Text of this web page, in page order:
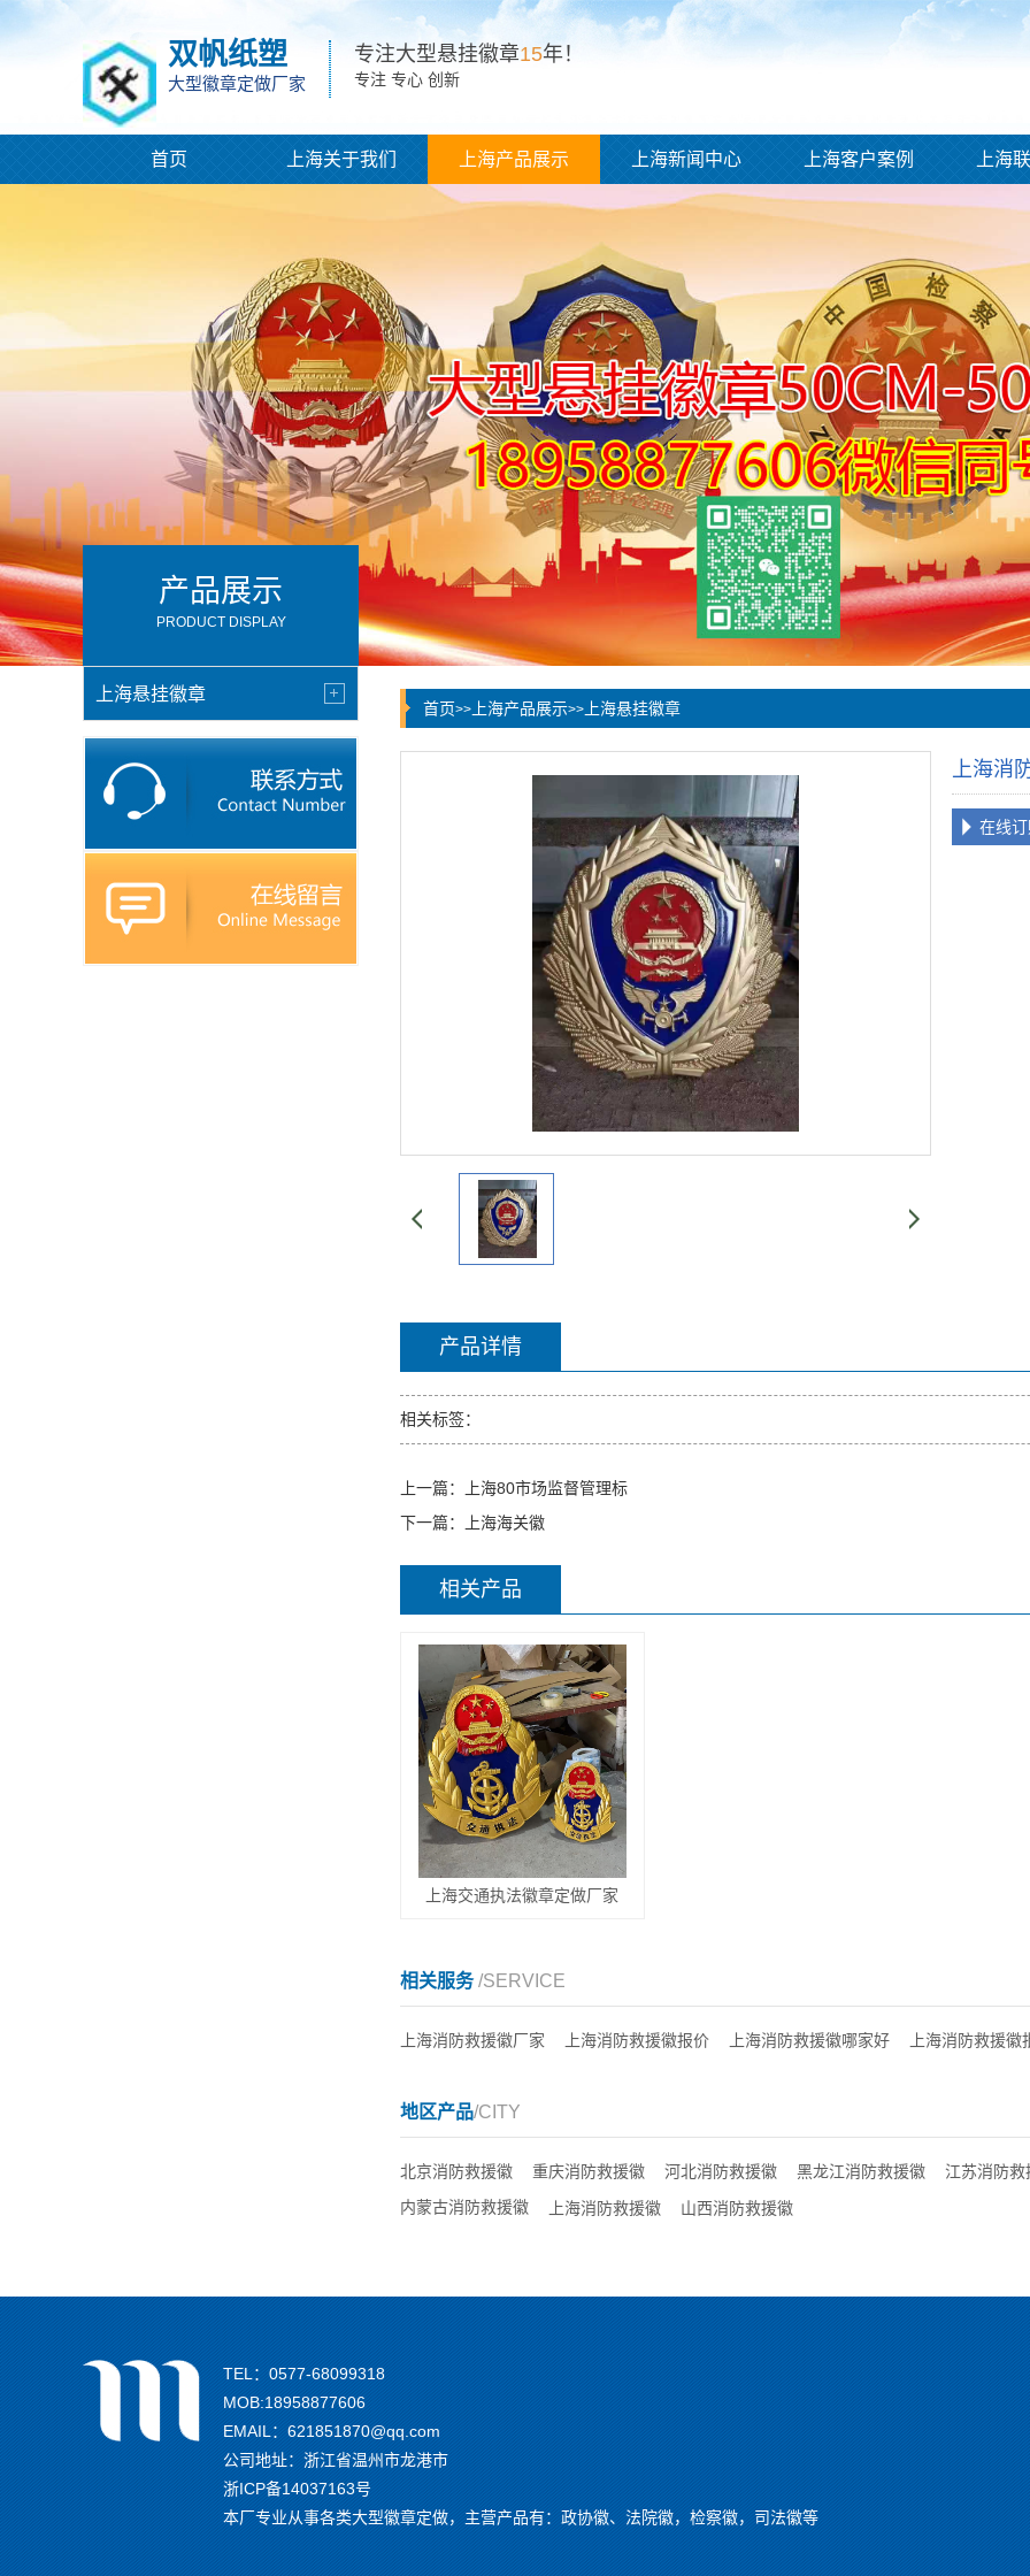
双帆纸塑
大型徽章定做厂家
专注大型悬挂徽章15年！
专注 专心 创新
首页 上海关于我们 上海产品展示 上海新闻中心 上海客户案例 上海
产品展示
PRODUCT DISPLAY
上海悬挂徽章
首页>> 上海产品展示>> 上海悬挂徽章
上海消
在线
产品详情
相关标签：
上一篇：
上海80市场监督管理标
下一篇：
上海海关徽
相关产品
上海交通执法徽章定做厂家
相关服务/SERVICE
上海消防救援徽厂家 上海消防救援徽报价 上海消防救援徽哪家好 上海消防救援徽
地区产品/CITY
北京消防救援徽 重庆消防救援徽 河北消防救援徽 黑龙江消防救援徽
江苏消防救
内蒙古消防救援徽
上海消防救援徽 山西消防救援徽
TEL：0577-68099318
MOB:18958877606
EMAIL：621851870@qq.com
公司地址：浙江省温州市龙港市
浙ICP备14037163号
本厂专业从事各类大型徽章定做，主营产品有：政协徽、法院徽，检察徽，司法徽等